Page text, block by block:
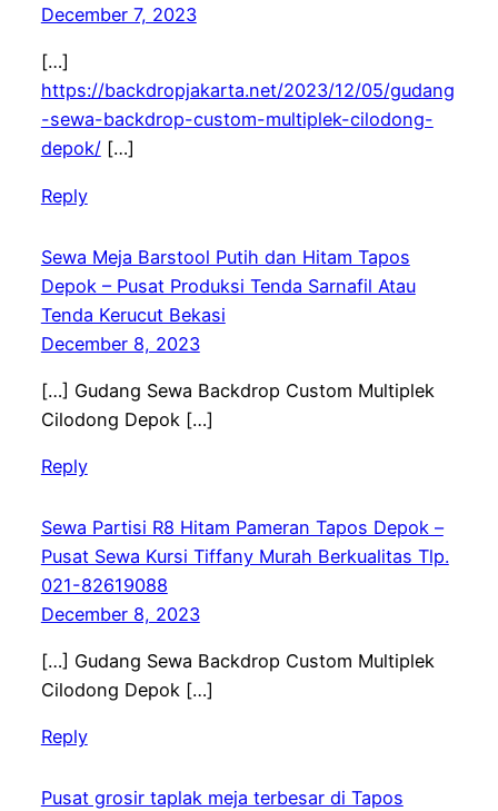
December 7, 2023
[…]
https://backdropjakarta.net/2023/12/05/gudang
-sewa-backdrop-custom-multiplek-cilodong-
depok/[…]
Reply
Sewa Meja Barstool Putih dan Hitam Tapos
Depok – Pusat Produksi Tenda Sarnafil Atau
Tenda Kerucut Bekasi
December 8, 2023
[…] Gudang Sewa Backdrop Custom Multiplek
Cilodong Depok […]
Reply
Sewa Partisi R8 Hitam Pameran Tapos Depok –
Pusat Sewa Kursi Tiffany Murah Berkualitas Tlp.
021-82619088
December 8, 2023
[…] Gudang Sewa Backdrop Custom Multiplek
Cilodong Depok […]
Reply
Pusat grosir taplak meja terbesar di Tapos